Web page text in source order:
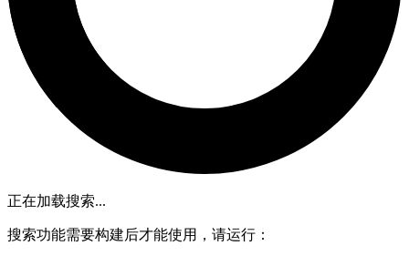
正在加载搜索...
搜索功能需要构建后才能使用，请运行：